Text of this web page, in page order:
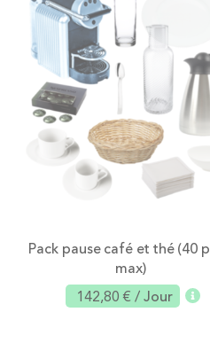
Pack pause café et thé (40
max)
142,80 € / Jour